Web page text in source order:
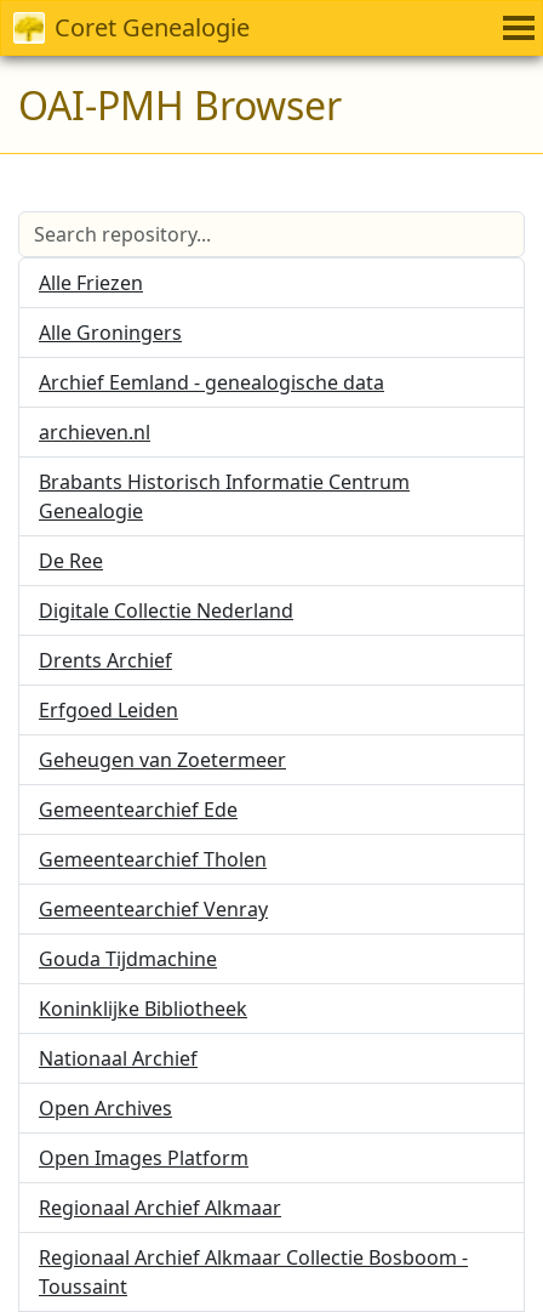
Coret Genealogie
OAI-PMH Browser
Alle Friezen
Alle Groningers
Archief Eemland - genealogische data
archieven.nl
Brabants Historisch Informatie Centrum
Genealogie
De Ree
Digitale Collectie Nederland
Drents Archief
Erfgoed Leiden
Geheugen van Zoetermeer
Gemeentearchief Ede
Gemeentearchief Tholen
Gemeentearchief Venray
Gouda Tijdmachine
Koninklijke Bibliotheek
Nationaal Archief
Open Archives
Open Images Platform
Regionaal Archief Alkmaar
Regionaal Archief Alkmaar Collectie Bosboom -
Toussaint